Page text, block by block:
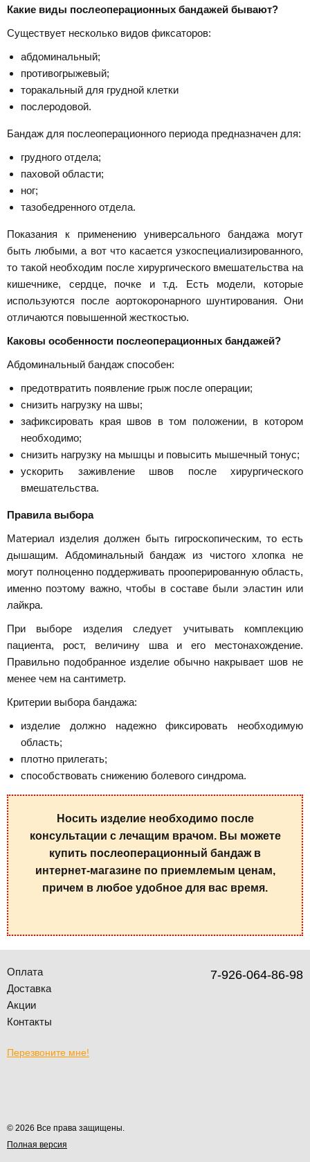
Какие виды послеоперационных бандажей бывают?
Существует несколько видов фиксаторов:
абдоминальный;
противогрыжевый;
торакальный для грудной клетки
послеродовой.
Бандаж для послеоперационного периода предназначен для:
грудного отдела;
паховой области;
ног;
тазобедренного отдела.
Показания к применению универсального бандажа могут
быть любыми, а вот что касается узкоспециализированного,
то такой необходим после хирургического вмешательства на
кишечнике, сердце, почке и т.д. Есть модели, которые
используются после аортокоронарного шунтирования. Они
отличаются повышенной жесткостью.
Каковы особенности послеоперационных бандажей?
Абдоминальный бандаж способен:
предотвратить появление грыж после операции;
снизить нагрузку на швы;
зафиксировать края швов в том положении, в котором
необходимо;
снизить нагрузку на мышцы и повысить мышечный тонус;
ускорить заживление швов после хирургического
вмешательства.
Правила выбора
Материал изделия должен быть гигроскопическим, то есть
дышащим. Абдоминальный бандаж из чистого хлопка не
могут полноценно поддерживать прооперированную область,
именно поэтому важно, чтобы в составе были эластин или
лайкра.
При выборе изделия следует учитывать комплекцию
пациента, рост, величину шва и его местонахождение.
Правильно подобранное изделие обычно накрывает шов не
менее чем на сантиметр.
Критерии выбора бандажа:
изделие должно надежно фиксировать необходимую
область;
плотно прилегать;
способствовать снижению болевого синдрома.
Носить изделие необходимо после
консультации с лечащим врачом. Вы можете
купить послеоперационный бандаж в
интернет-магазине по приемлемым ценам,
причем в любое удобное для вас время.
Оплата
Доставка
Акции
Контакты
7-926-064-86-98
Перезвоните мне!
© 2026 Все права защищены.
Полная версия